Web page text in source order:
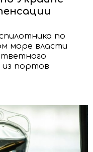
по
море власти
из портов